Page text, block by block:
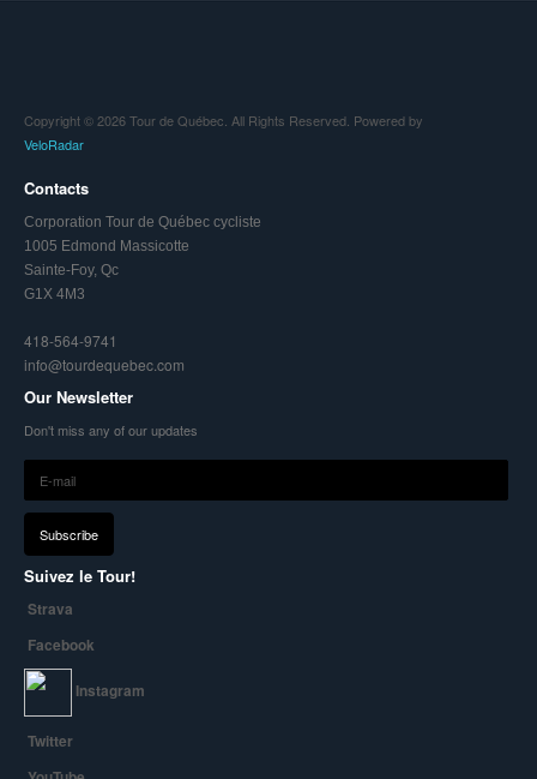
Copyright © 2026 Tour de Québec. All Rights Reserved. Powered by
VeloRadar
Contacts
Corporation Tour de Québec cycliste
1005 Edmond Massicotte
Sainte-Foy, Qc
G1X 4M3
418-564-9741
info@tourdequebec.com
Our Newsletter
Don't miss any of our updates
Suivez le Tour!
Strava
Facebook
Instagram
Twitter